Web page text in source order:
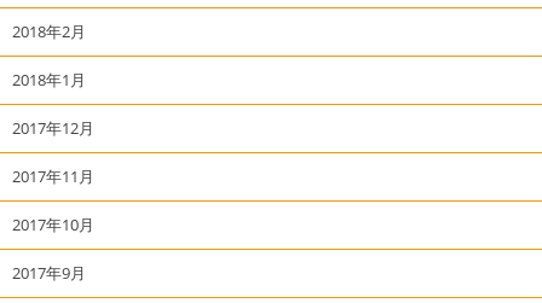
2018年2月
2018年1月
2017年12月
2017年11月
2017年10月
2017年9月